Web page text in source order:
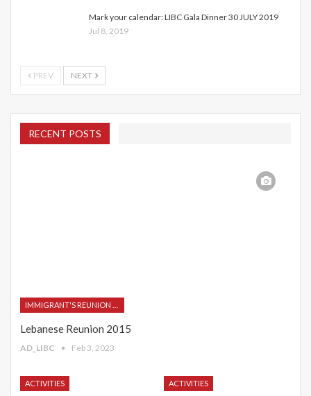
Mark your calendar: LIBC Gala Dinner 30 JULY 2019
Jul 8, 2019
PREV NEXT
RECENT POSTS
Lebanese Reunion 2015
AD_LIBC Feb 3, 2023
ACTIVITIES ACTIVITIES